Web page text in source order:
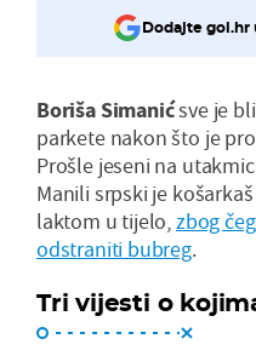
Dodajte
Boriša Simanićsve je
parkete nakon što je
Prošle jeseni na
Manili srpski je
laktom u tijelo,zbog
odstraniti bubreg.
Tri vijesti o